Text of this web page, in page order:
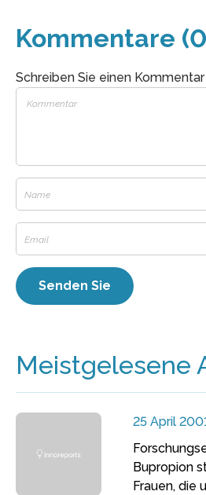
Kommentare
Schreiben Sie einen Kommentar
Meistgelesene
25 April
Bupropion
Frauen, die